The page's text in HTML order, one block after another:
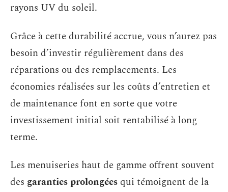
rayons UV du soleil.
Grâce à cette durabilité accrue, vous n’aurez pas
besoin d’investir régulièrement dans des
réparations ou des remplacements. Les
économies réalisées sur les coûts d’entretien et
de maintenance font en sorte que votre
investissement initial soit rentabilisé à long
terme.
Les menuiseries haut de gamme offrent souvent
des garanties prolongées qui témoignent de la